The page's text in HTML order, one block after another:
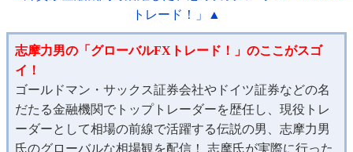
トレード！」▲
志摩力男の「グローバルFXトレード！」のここがスゴ
イ！
ゴールドマン・サックス証券会社やドイツ証券などの名
だたる金融機関でトップトレーダーを歴任し、現役トレ
ーダーとして相場の前線で活躍する伝説の男、志摩力男
氏のグローバルな相場観を配信！ 志摩氏が実際に行った